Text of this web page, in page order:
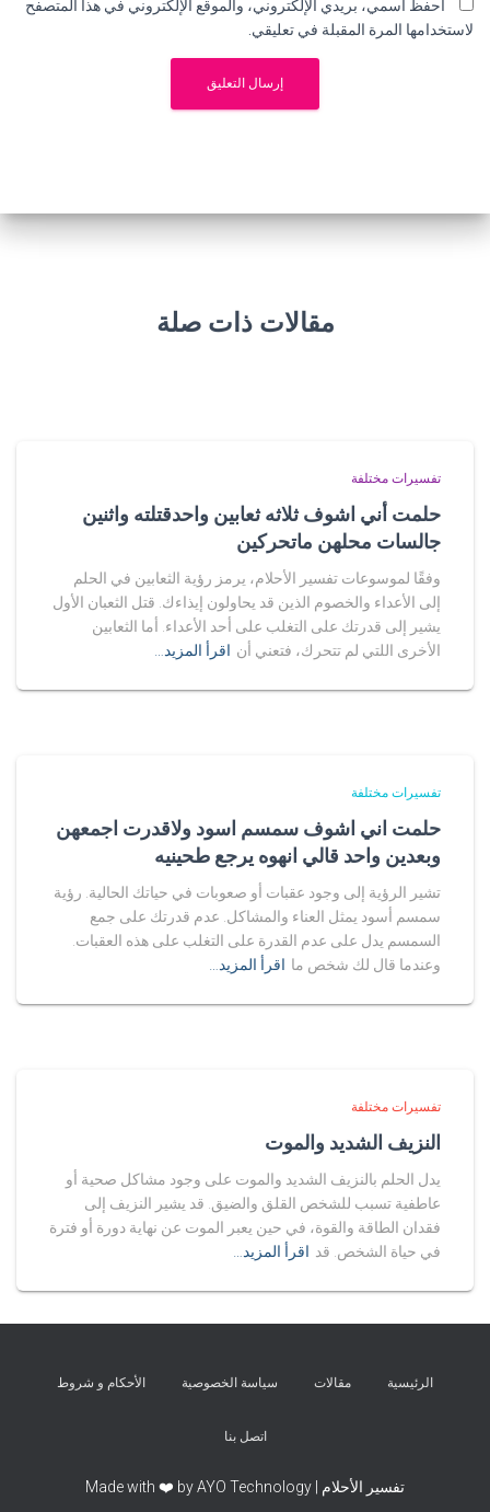
احفظ اسمي، بريدي الإلكتروني، والموقع الإلكتروني في هذا المتصفح
لاستخدامها المرة المقبلة في تعليقي.
مقالات ذات صلة
تفسيرات مختلفة
حلمت أني اشوف ثلاثه ثعابين واحدقتلته واثنين
جالسات محلهن ماتحركين
وفقًا لموسوعات تفسير الأحلام، يرمز رؤية الثعابين في الحلم
إلى الأعداء والخصوم الذين قد يحاولون إيذاءك. قتل الثعبان الأول
يشير إلى قدرتك على التغلب على أحد الأعداء. أما الثعابين
الأخرى اللتي لم تتحرك، فتعني أن اقرأ المزيد…
تفسيرات مختلفة
حلمت اني اشوف سمسم اسود ولاقدرت اجمعهن
وبعدين واحد قالي انهوه يرجع طحينيه
تشير الرؤية إلى وجود عقبات أو صعوبات في حياتك الحالية. رؤية
سمسم أسود يمثل العناء والمشاكل. عدم قدرتك على جمع
السمسم يدل على عدم القدرة على التغلب على هذه العقبات.
وعندما قال لك شخص ما اقرأ المزيد…
تفسيرات مختلفة
النزيف الشديد والموت
يدل الحلم بالنزيف الشديد والموت على وجود مشاكل صحية أو
عاطفية تسبب للشخص القلق والضيق. قد يشير النزيف إلى
فقدان الطاقة والقوة، في حين يعبر الموت عن نهاية دورة أو فترة
في حياة الشخص. قد اقرأ المزيد…
الرئيسية مقالات سياسة الخصوصية الأحكام و شروط
اتصل بنا
تفسير الأحلام | Made with ❤️ by AYO Technology